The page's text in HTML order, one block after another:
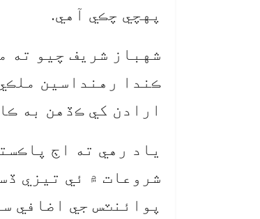
پهچي چڪي آهي.
شهباز شريف چيو ته
ڪندا رهنداسين
ارادن کي ڪڏهن به
ياد رهي ته اڄ
پوائنٽس جي اضافي